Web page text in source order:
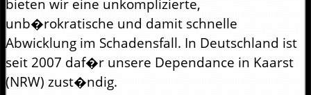
unb�rokratische und damit schnelle
Abwicklung im Schadensfall. In Deutschland ist
seit 2007 daf�r unsere Dependance in Kaarst
(NRW) zust�ndig.